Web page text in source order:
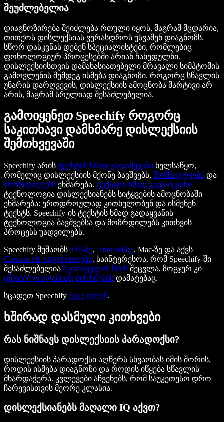
შეუძლებელია
დიაგნოზირება შეიძლება რთული იყოს, მაგრამ მცდარია,
თითქოს დისლექსიას ვერასდროს უსვამენ დიაგნოზს.
სწორ დასკვნას დებენ სპეციალისტები, რომლებიც
ფონოლოგიურ პროცესებში არიან ჩახედულნი.
დისლექსიისთვის დამახასიათებელი მრავალი სიმპტომის
გამოვლენის შემდეგ ისმება დიაგნოზი. როგორც სწავლის
უნარის დარღვევის, დისლექსიის ამოცნობა მარტივი არ
არის, მაგრამ სრულიად შესაძლებელია.
გამოიყენეთ Speechify როგორც
საკითხავი დამხმარე დისლექსიის
შემთხვევაში
Speechify არის ტექსტის ხმად გადამყვანი ხელსაწყო,
რომელიც დისლექსიის მქონე ბავშვებს, მოსწავლეებს და
მოზრდილებს ეხმარება. ტექსტის ხმად გადამყვანი
ტექნოლოგია დისლექსიანებს სიტყვების ამოცნობაში
ეხმარება: ერთდროულად კითხულობენ და ისმენენ
ტექსტს. Speechify-ის ტექსტის ხმად გადაყვანის
ტექნოლოგია ბავშვებსა და მოზრდილებს კითხვის
პროცესს უადვილებს.
Speechify მუშაობს iOS-ზე, Android-ზე, Mac-ზე და აქვს
Chrome-ის გაფართოება. საინტერესოა, რომ Speechify-ში
შესაძლებელია მკითხველის ხმის შეცვლა, ზოგჯერ კი
ცნობილი ადამიანების ხმების დამატებაც.
სცადეთ Speechify უკვე დღეს.
ხშირად დასმული კითხვები
რას ნიშნავს დისლექსიის პარადოქსი?
დისლექსიის პარადოქსი აღწერს სხვაობას იმის შორის,
როდის ისმება დიაგნოზი და როდის იწყება სწავლის
მხარდაჭერა. კვლევები აჩვენებს, რომ საუკეთესო დრო
ჩარევისთვის მეორე კლასია.
დისლექსიანებს მაღალი IQ აქვთ?